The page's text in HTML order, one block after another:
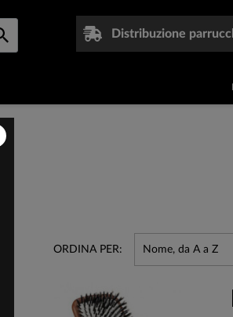
Distribuzione
ORDINA PER: Nome, da A a Z